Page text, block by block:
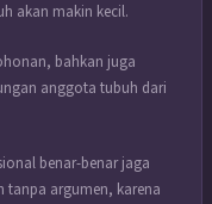
akan makin kecil.
bahkan juga
anggota tubuh dari
benar-benar jaga
tanpa argumen, karena